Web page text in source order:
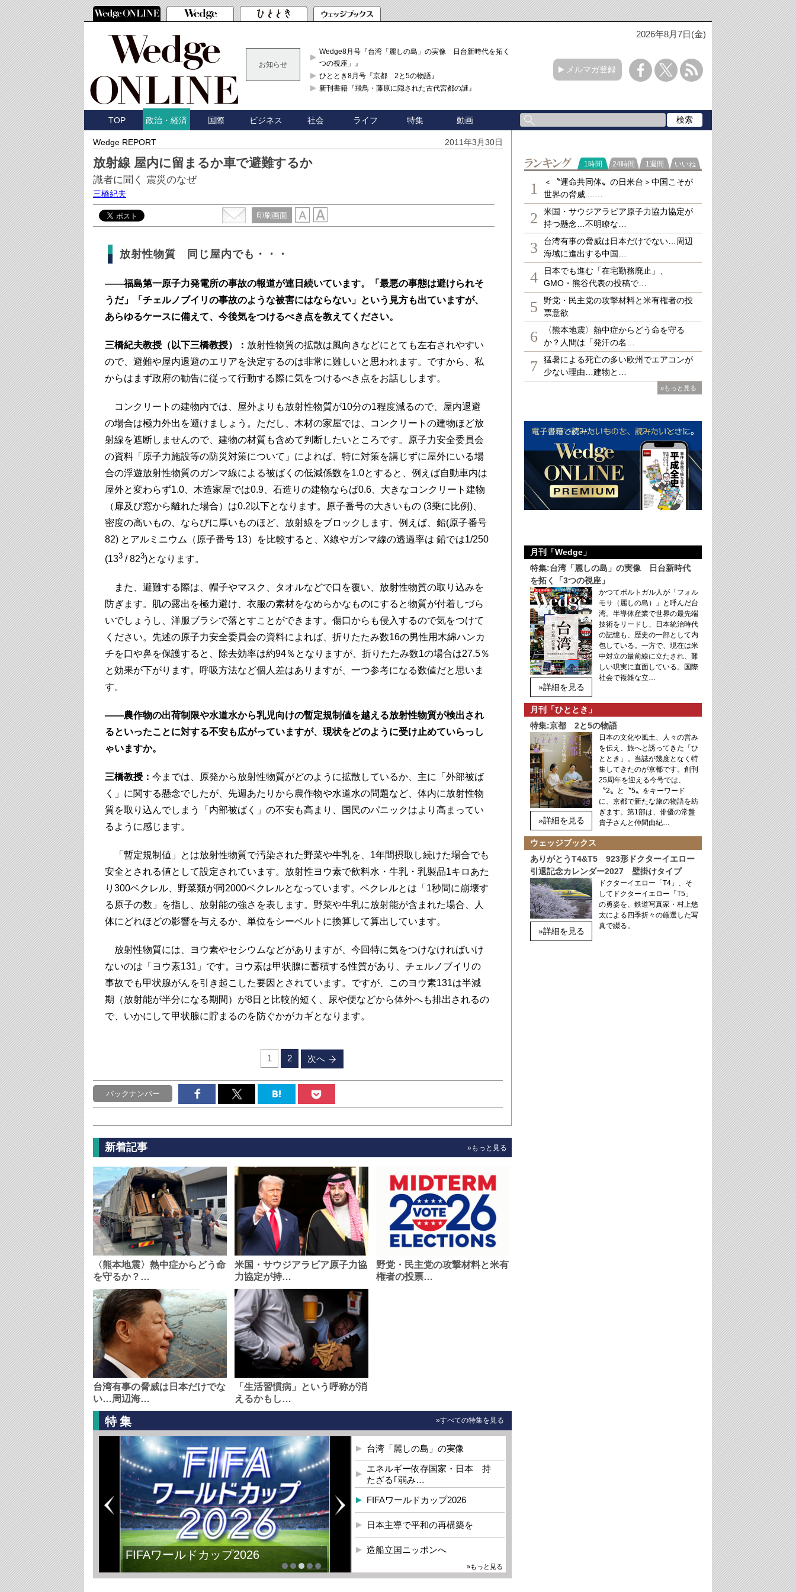
2026年8月7日(金)
お知らせ
Wedge8月号『台湾「麗しの島」の実像 日台新時代を拓く「3
つの視座」』
ひととき8月号『京都 2と5の物語』
新刊書籍『飛鳥・藤原に隠された古代宮都の謎』
メルマガ登録
TOP 政治・経済 国際 ビジネス 社会 ライフ 特集 動画
Wedge REPORT 2011年3月30日
放射線 屋内に留まるか車で避難するか
識者に聞く 震災のなぜ
三橋紀夫
印刷画面
放射性物質 同じ屋内でも・・・
――福島第一原子力発電所の事故の報道が連日続いています。「最悪の事態は避けられそ
うだ」「チェルノブイリの事故のような被害にはならない」という見方も出ていますが、
あらゆるケースに備えて、今後気をつけるべき点を教えてください。
三橋紀夫教授（以下三橋教授）： 放射性物質の拡散は風向きなどにとても左右されやすい
ので、避難や屋内退避のエリアを決定するのは非常に難しいと思われます。ですから、私
からはまず政府の勧告に従って行動する際に気をつけるべき点をお話しします。
コンクリートの建物内では、屋外よりも放射性物質が10分の1程度減るので、屋内退避
の場合は極力外出を避けましょう。ただし、木材の家屋では、コンクリートの建物ほど放
射線を遮断しませんので、建物の材質も含めて判断したいところです。原子力安全委員会
の資料「原子力施設等の防災対策について」によれば、特に対策を講じずに屋外にいる場
合の浮遊放射性物質のガンマ線による被ばくの低減係数を1.0とすると、例えば自動車内は
屋外と変わらず1.0、木造家屋では0.9、石造りの建物ならば0.6、大きなコンクリート建物
（扉及び窓から離れた場合）は0.2以下となります。原子番号の大きいもの (3乗に比例)、
密度の高いもの、ならびに厚いものほど、放射線をブロックします。例えば、鉛(原子番号
82) とアルミニウム（原子番号 13）を比較すると、X線やガンマ線の透過率は 鉛では1/250
(133 / 823)となります。
また、避難する際は、帽子やマスク、タオルなどで口を覆い、放射性物質の取り込みを
防ぎます。肌の露出を極力避け、衣服の素材をなめらかなものにすると物質が付着しづら
いでしょうし、洋服ブラシで落とすことができます。傷口からも侵入するので気をつけて
ください。先述の原子力安全委員会の資料によれば、折りたたみ数16の男性用木綿ハンカ
チを口や鼻を保護すると、除去効率は約94％となりますが、折りたたみ数1の場合は27.5％
と効果が下がります。呼吸方法など個人差はありますが、一つ参考になる数値だと思いま
す。
――農作物の出荷制限や水道水から乳児向けの暫定規制値を越える放射性物質が検出され
るといったことに対する不安も広がっていますが、現状をどのように受け止めていらっし
ゃいますか。
三橋教授： 今までは、原発から放射性物質がどのように拡散しているか、主に「外部被ば
く」に関する懸念でしたが、先週あたりから農作物や水道水の問題など、体内に放射性物
質を取り込んでしまう「内部被ばく」の不安も高まり、国民のパニックはより高まってい
るように感じます。
「暫定規制値」とは放射性物質で汚染された野菜や牛乳を、1年間摂取し続けた場合でも
安全とされる値として設定されています。放射性ヨウ素で飲料水・牛乳・乳製品1キロあた
り300ベクレル、野菜類が同2000ベクレルとなっています。ベクレルとは「1秒間に崩壊す
る原子の数」を指し、放射能の強さを表します。野菜や牛乳に放射能が含まれた場合、人
体にどれほどの影響を与えるか、単位をシーベルトに換算して算出しています。
放射性物質には、ヨウ素やセシウムなどがありますが、今回特に気をつけなければいけ
ないのは「ヨウ素131」です。ヨウ素は甲状腺に蓄積する性質があり、チェルノブイリの
事故でも甲状腺がんを引き起こした要因とされています。ですが、このヨウ素131は半減
期（放射能が半分になる期間）が8日と比較的短く、尿や便などから体外へも排出されるの
で、いかにして甲状腺に貯まるのを防ぐかがカギとなります。
1 2 次へ
バックナンバー
新着記事 »もっと見る
〈熊本地震〉熱中症からどう命
を守るか？…
米国・サウジアラビア原子力協
力協定が持…
野党・民主党の攻撃材料と米有
権者の投票…
台湾有事の脅威は日本だけでな
い…周辺海…
「生活習慣病」という呼称が消
えるかもし…
特集 »すべての特集を見る
FIFAワールドカップ2026
台湾「麗しの島」の実像
エネルギー依存国家・日本 持
たざる｢弱み…
FIFAワールドカップ2026
日本主導で平和の再構築を
造船立国ニッポンへ
»もっと見る
ランキング
1時間 24時間 1週間 いいね
1
＜〝運命共同体〟の日米台＞中国こそが
世界の脅威....…
2
米国・サウジアラビア原子力協力協定が
持つ懸念…不明瞭な…
3
台湾有事の脅威は日本だけでない…周辺
海域に進出する中国…
4
日本でも進む「在宅勤務廃止」、
GMO・熊谷代表の投稿で…
5
野党・民主党の攻撃材料と米有権者の投
票意欲
6
〈熊本地震〉熱中症からどう命を守る
か？人間は「発汗の名…
7
猛暑による死亡の多い欧州でエアコンが
少ない理由…建物と…
»もっと見る
月刊「Wedge」
特集:台湾「麗しの島」の実像 日台新時代
を拓く「3つの視座」
»詳細を見る
かつてポルトガル人が「フォル
モサ（麗しの島）」と呼んだ台
湾。半導体産業で世界の最先端
技術をリードし、日本統治時代
の記憶も、歴史の一部として内
包している。一方で、現在は米
中対立の最前線に立たされ、難
しい現実に直面している。国際
社会で複雑な立…
月刊「ひととき」
特集:京都 2と5の物語
»詳細を見る
日本の文化や風土、人々の営み
を伝え、旅へと誘ってきた「ひ
ととき」。当誌が幾度となく特
集してきたのが京都です。創刊
25周年を迎える今号では、
〝2〟と〝5〟をキーワード
に、京都で新たな旅の物語を紡
ぎます。第1部は、俳優の常盤
貴子さんと仲間由紀…
ウェッジブックス
ありがとうT4&T5 923形ドクターイエロー
引退記念カレンダー2027 壁掛けタイプ
»詳細を見る
ドクターイエロー「T4」、そ
してドクターイエロー「T5」
の勇姿を、鉄道写真家・村上悠
太による四季折々の厳選した写
真で綴る。